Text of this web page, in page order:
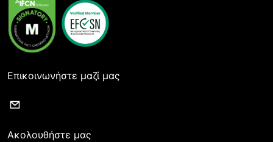
Επικοινωνήστε μαζί μας
Ακολουθήστε μας